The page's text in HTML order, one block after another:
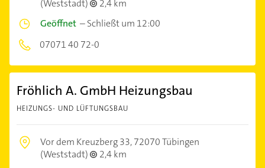
(Weststadt)
2,4 km
Geöffnet –Schließt um 12:00
07071 40 72-0
Fröhlich A. GmbH Heizungsbau
HEIZUNGS- UND LÜFTUNGSBAU
Vor dem Kreuzberg 33,72070 Tübingen
(Weststadt)
2,4 km